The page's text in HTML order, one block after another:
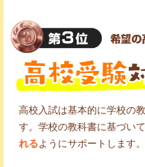
高校入試は基本的に学校の
す。学校の教科書に基づいて
れるようにサポートします。